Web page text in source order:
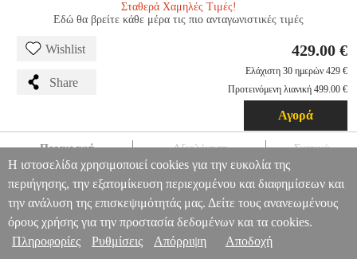
Σταθερά Χαμηλές Τιμές!
Εδώ θα βρείτε κάθε μέρα τις πιο ανταγωνιστικές τιμές
Wishlist
Share
429.00 €
Ελάχιστη 30 ημερών 429 €
Προτεινόμενη λιανική 499.00 €
Αγορά
Περιγραφή Αξιολόγηση Σχετικά
ΚΑΦΕΤΙΕΡΑ ΕΣΠΡΕΣΣΟ DELONGHI DINAMICA
ECAM353.75.B
HAP.180200 HAP.180200
DELONGHI
DELONGHI ΚΑΦΕΤΙΕΡΕΣ ΕΣΠΡΕΣΣΟ ΚΑΦΕΤΙΕΡΑ ΕΣΠΡΕΣΣΟ
DELONGHI DINAMICA ECAM353.75.B
429.00
Πληροφορίες & Υπηρεσίες >
Η ιστοσελίδα χρησιμοποιεί cookies για την ευκολία της
περιήγησης, την εξατομίκευση περιεχομένου και διαφημίσεων και
την ανάλυση της επισκεψιμότητάς μας. Δείτε τους ανανεωμένους
όρους χρήσης για την προστασία δεδομένων και τα cookies.
Πληροφορίες
Ρυθμίσεις Απόρριψη Αποδοχή